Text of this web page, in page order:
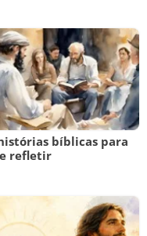
bíblicas para
refletir